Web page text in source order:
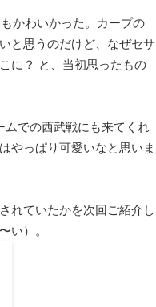
かわいかった。カープの
と思うのだけど、なぜセサ
に？ と、当初思ったもの
ムでの西武戦にも来てくれ
やっぱり可愛いなと思いま
れていたかを次回ご紹介し
い）。